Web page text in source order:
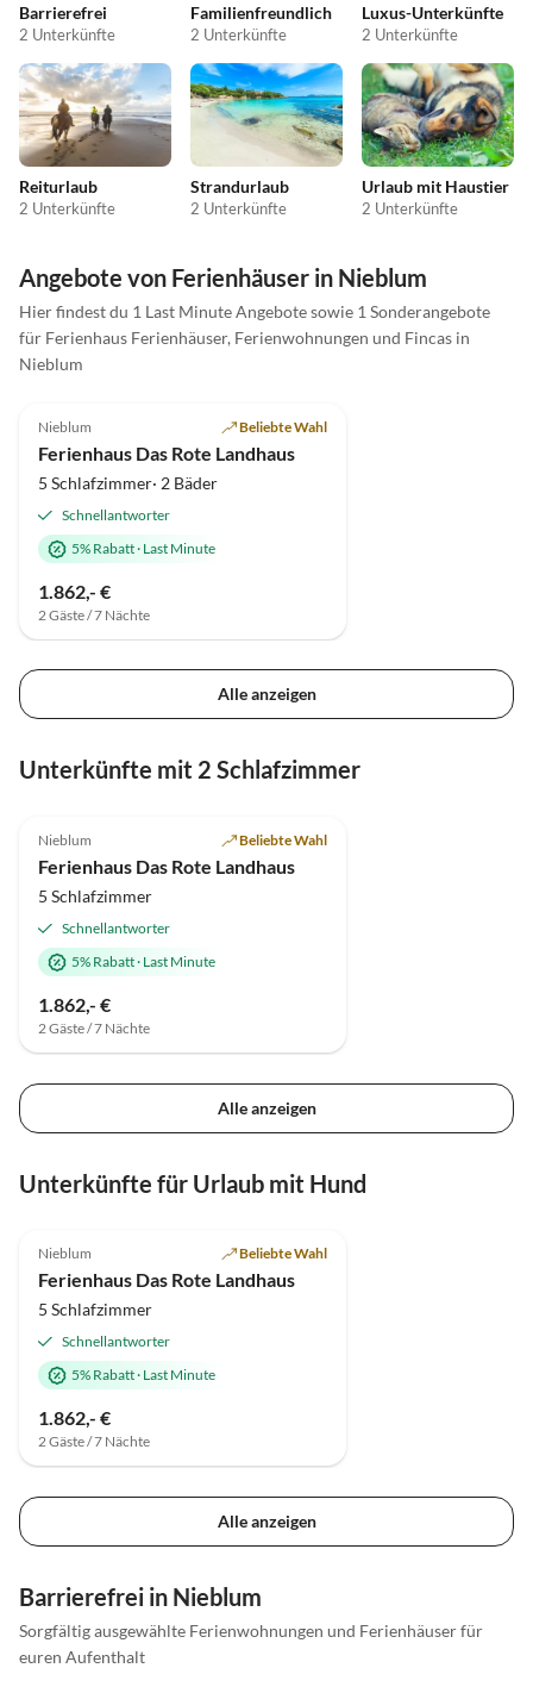
Barrierefrei
2 Unterkünfte
Familienfreundlich
2 Unterkünfte
Luxus-Unterkünfte
2 Unterkünfte
Reiturlaub
2 Unterkünfte
Strandurlaub
2 Unterkünfte
Urlaub mit Haustier
2 Unterkünfte
Angebote von Ferienhäuser in Nieblum
Hier findest du 1 Last Minute Angebote sowie 1 Sonderangebote
für Ferienhaus Ferienhäuser, Ferienwohnungen und Fincas in
Nieblum
Nieblum Beliebte Wahl
Ferienhaus Das Rote Landhaus
5 Schlafzimmer· 2 Bäder
Schnellantworter
5% Rabatt· Last Minute
1.862,- €
2 Gäste / 7 Nächte
Alle anzeigen
Unterkünfte mit 2 Schlafzimmer
Nieblum Beliebte Wahl
Ferienhaus Das Rote Landhaus
5 Schlafzimmer
Schnellantworter
5% Rabatt· Last Minute
1.862,- €
2 Gäste / 7 Nächte
Alle anzeigen
Unterkünfte für Urlaub mit Hund
Nieblum Beliebte Wahl
Ferienhaus Das Rote Landhaus
5 Schlafzimmer
Schnellantworter
5% Rabatt· Last Minute
1.862,- €
2 Gäste / 7 Nächte
Alle anzeigen
Barrierefrei in Nieblum
Sorgfältig ausgewählte Ferienwohnungen und Ferienhäuser für
euren Aufenthalt